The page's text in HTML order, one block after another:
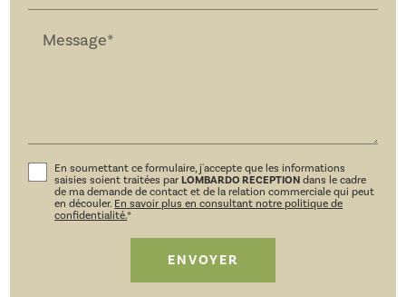
Message*
En soumettant ce formulaire, j'accepte que les informations
saisies soient traitées parLOMBARDO RECEPTION dans le cadre
de ma demande de contact et de la relation commerciale qui peut
en découler. En savoir plus en consultant notre politique de
confidentialité.*